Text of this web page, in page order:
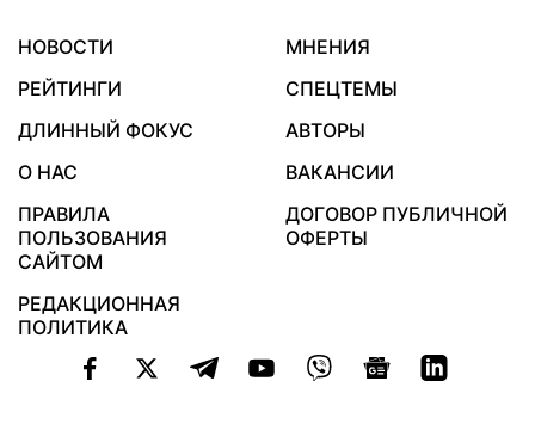
НОВОСТИ
МНЕНИЯ
РЕЙТИНГИ
СПЕЦТЕМЫ
ДЛИННЫЙ ФОКУС
АВТОРЫ
О НАС
ВАКАНСИИ
ПРАВИЛА
ПОЛЬЗОВАНИЯ
САЙТОМ
ДОГОВОР ПУБЛИЧНОЙ
ОФЕРТЫ
РЕДАКЦИОННАЯ
ПОЛИТИКА